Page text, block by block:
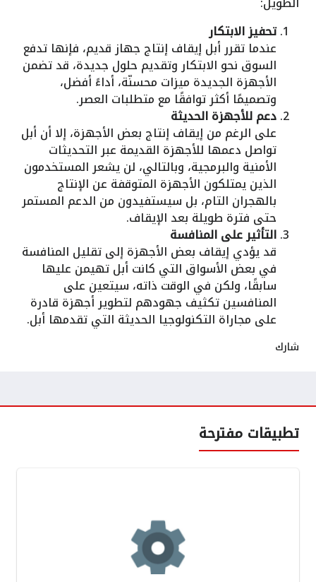
تحفيز الابتكار
عندما تقرر أبل إيقاف إنتاج جهاز قديم، فإنها تدفع
السوق نحو الابتكار وتقديم حلول جديدة، قد تضمن
الأجهزة الجديدة ميزات محسنّة، أداءً أفضل،
وتصميمًا أكثر توافقًا مع متطلبات العصر.
دعم للأجهزة الحديثة
على الرغم من إيقاف إنتاج بعض الأجهزة، إلا أن أبل
تواصل دعمها للأجهزة القديمة عبر التحديثات
الأمنية والبرمجية، وبالتالي، لن يشعر المستخدمون
الذين يمتلكون الأجهزة المتوقفة عن الإنتاج
بالهجران التام، بل سيستفيدون من الدعم المستمر
حتى فترة طويلة بعد الإيقاف.
التأثير على المنافسة
قد يؤدي إيقاف بعض الأجهزة إلى تقليل المنافسة
في بعض الأسواق التي كانت أبل تهيمن عليها
سابقًا، ولكن في الوقت ذاته، سيتعين على
المنافسين تكثيف جهودهم لتطوير أجهزة قادرة
على مجاراة التكنولوجيا الحديثة التي تقدمها أبل.
شارك
تطبيقات مفترحة